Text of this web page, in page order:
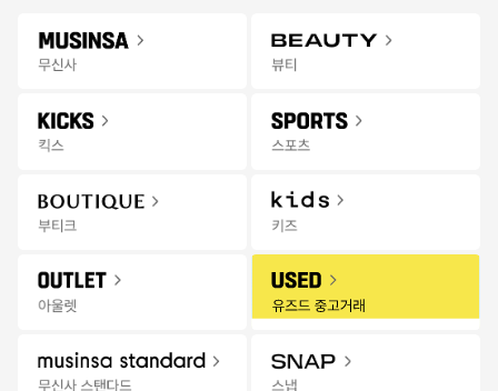
키즈 상품을 검색해 보세요.
추천 랭킹 세일 발매
오프라인
스토어
브랜드 바지 신발
Menu
무신사 앱 설치하고 다양한 혜택과 코디 팁을 받아보세요!